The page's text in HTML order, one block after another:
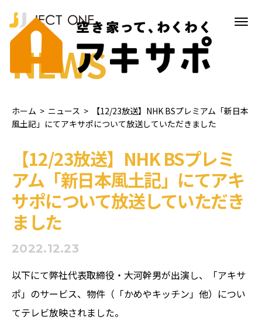
NEWS
ホーム > ニュース >
【12/23放送】NHK BSプレミアム「新日本
風土記」にてアキサポについて放送していただきました
【12/23放送】NHK BSプレミ
アム「新日本風土記」にてアキ
サポについて放送していただき
ました
2022.12.23
以下にて弊社代表取締役・大河幹男が出演し、「アキサ
ポ」のサービス、物件（「かめやキッチン」他）につい
てテレビ放映されました。